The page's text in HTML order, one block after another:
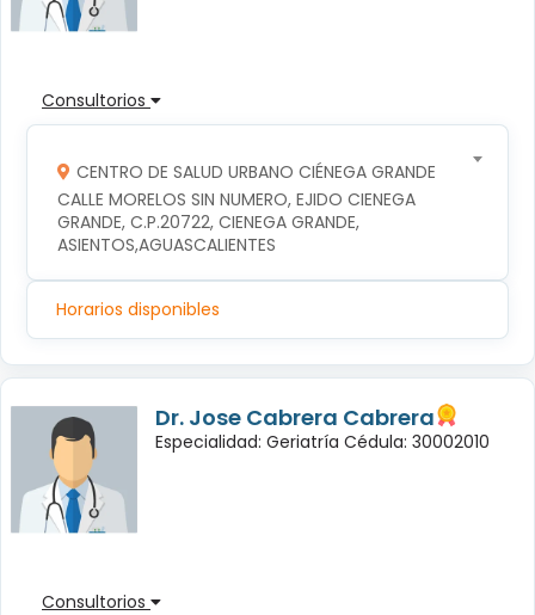
Consultorios
CENTRO DE SALUD URBANO CIÉNEGA GRANDE
CALLE MORELOS SIN NUMERO, EJIDO CIENEGA
GRANDE, C.P.20722, CIENEGA GRANDE,
ASIENTOS,AGUASCALIENTES
Horarios disponibles
Dr. Jose Cabrera Cabrera
Especialidad: Geriatría Cédula: 30002010
Consultorios